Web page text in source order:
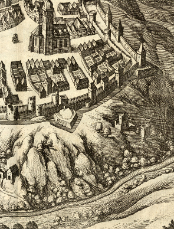
Ganz neue Vorstellung des Rheinstroms
1794
Details der historischen Rheinkarte
Deutsch-französische Geschichte am
Rhein
Chronologie der deutsch-französischen
Geschichte